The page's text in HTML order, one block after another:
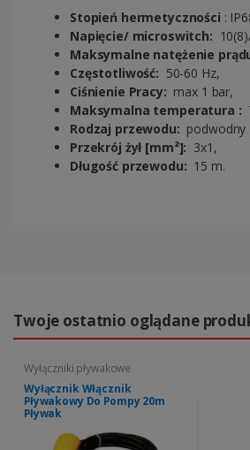
Stopień hermetyczności :
Napięcie/ microswitch:
Maksymalne natężenie
Częstotliwość: 50-60 Hz,
Ciśnienie Pracy: max 1 bar,
Maksymalna temperatura :
Rodzaj przewodu: podwodny
Przekrój żył [mm²]: 3x1,
Długość przewodu: 15 m.
Twoje ostatnio oglądane
Wyłączniki pływakowe
Wyłącznik Włącznik
Pływakowy Do Pompy 20m
Pływak